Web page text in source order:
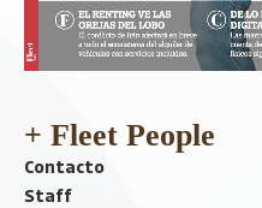
+ Fleet People
Contacto
Staff